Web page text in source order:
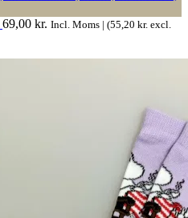
69,00 kr. Incl. Moms | (55,20 kr. excl.